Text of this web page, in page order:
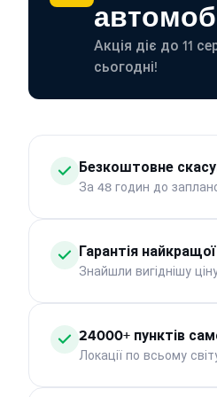
Акція діє до 11
сьогодні!
Безкоштовне
За 48 годин до
Гарантія найкращої
Знайшли вигіднішу
24000+ пунктів
Локації по всьому